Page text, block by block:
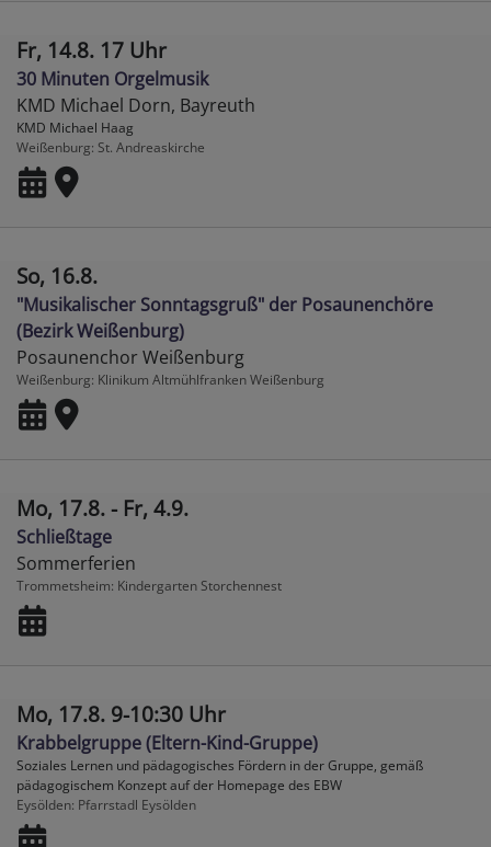
Fr, 14.8. 17 Uhr
30 Minuten Orgelmusik
KMD Michael Dorn, Bayreuth
KMD Michael Haag
Weißenburg St. Andreaskirche
So, 16.8.
"Musikalischer Sonntagsgruß" der Posaunenchöre
(Bezirk Weißenburg)
Posaunenchor Weißenburg
Weißenburg Klinikum Altmühlfranken Weißenburg
Mo, 17.8. - Fr, 4.9.
Schließtage
Sommerferien
Trommetsheim Kindergarten Storchennest
Mo, 17.8. 9-10:30 Uhr
Krabbelgruppe (Eltern-Kind-Gruppe)
Soziales Lernen und pädagogisches Fördern in der Gruppe, gemäß
pädagogischem Konzept auf der Homepage des EBW
Eysölden Pfarrstadl Eysölden